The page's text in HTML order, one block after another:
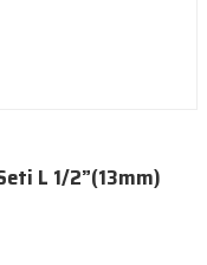
L 1/2”(13mm)